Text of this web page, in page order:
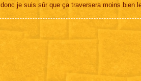
je suis sûr que ça traversera moins bien